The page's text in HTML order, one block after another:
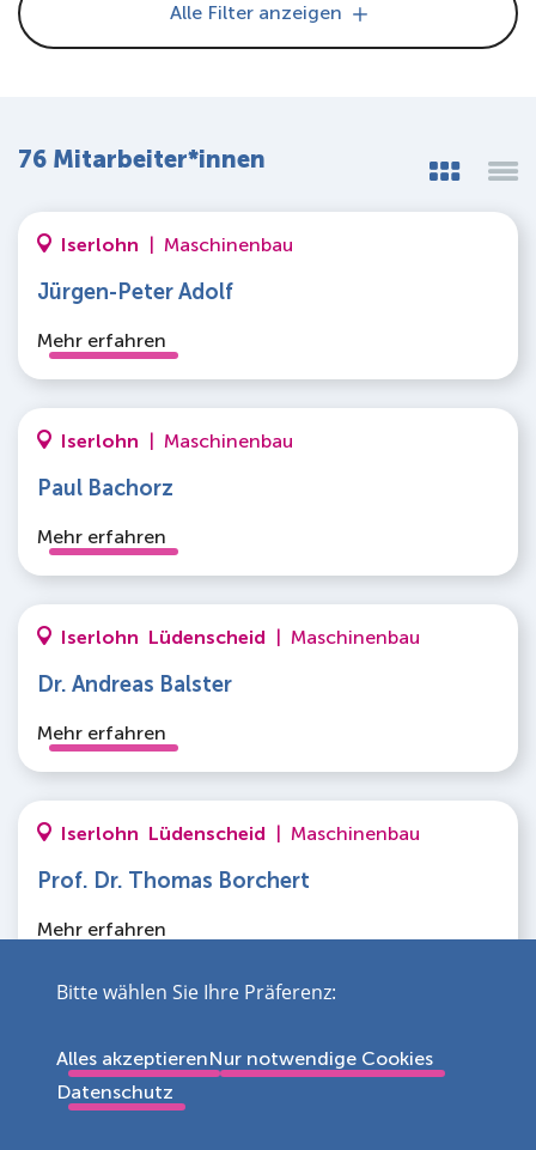
Alle Filter anzeigen
76 Mitarbeiter*innen
Iserlohn Maschinenbau
Jürgen-Peter Adolf
Mehr erfahren
Iserlohn Maschinenbau
Paul Bachorz
Mehr erfahren
Iserlohn Lüdenscheid Maschinenbau
Dr. Andreas Balster
Mehr erfahren
Iserlohn Lüdenscheid Maschinenbau
Prof. Dr. Thomas Borchert
Mehr erfahren
Prof. Dr. Werner Bracke
Bitte wählen Sie Ihre Präferenz:
Alles akzeptierenNur notwendige Cookies
Datenschutz